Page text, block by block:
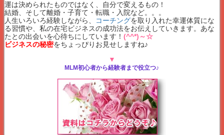
運は決められたものではなく、自分で変えるもの！
結婚、そして離婚・子育て・転職・入院など。。。
人生いろいろ経験しながら、
コーチングを取り入れた幸運体質にな
る習慣や、私の在宅ビジネスの成功法をお伝えしていきます。あな
たとの出会いを心待ちにしています！ (^^*)～☆
ビジネスの秘密をちょっぴりお見せしますね♪
▼
MLM初心者から経験者まで役立つ♪